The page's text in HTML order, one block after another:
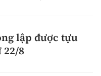
lập được tựu
8